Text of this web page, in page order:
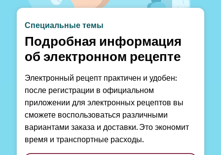
Специальные темы
Подробная информация
об электронном рецепте
Электронный рецепт практичен и удобен:
после регистрации в официальном
приложении для электронных рецептов вы
сможете воспользоваться различными
вариантами заказа и доставки. Это экономит
время и транспортные расходы.